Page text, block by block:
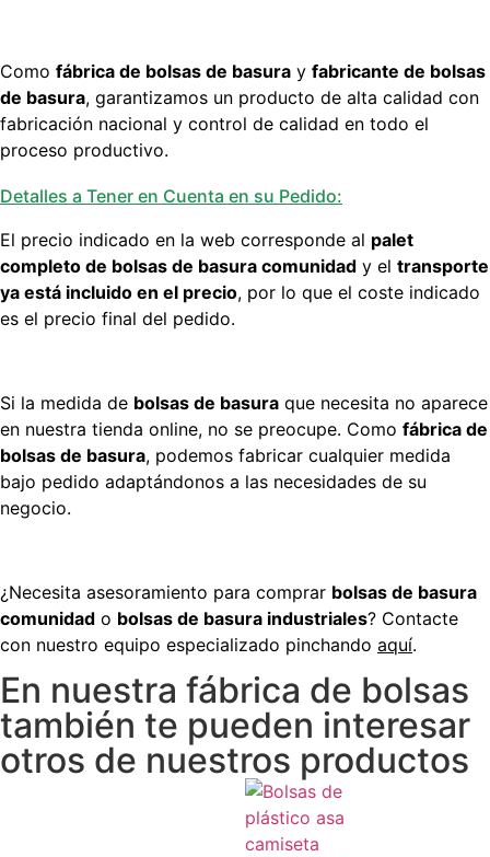
Como fábrica de bolsas de basura y fabricante de bolsas
de basura, garantizamos un producto de alta calidad con
fabricación nacional y control de calidad en todo el
proceso productivo.
Detalles a Tener en Cuenta en su Pedido:
El precio indicado en la web corresponde al palet
completo de bolsas de basura comunidad y el transporte
ya está incluido en el precio, por lo que el coste indicado
es el precio final del pedido.
Si la medida de bolsas de basura que necesita no aparece
en nuestra tienda online, no se preocupe. Como fábrica de
bolsas de basura, podemos fabricar cualquier medida
bajo pedido adaptándonos a las necesidades de su
negocio.
¿Necesita asesoramiento para comprar bolsas de basura
comunidad o bolsas de basura industriales? Contacte
con nuestro equipo especializado pinchando aquí.
En nuestra fábrica de bolsas
también te pueden interesar
otros de nuestros productos